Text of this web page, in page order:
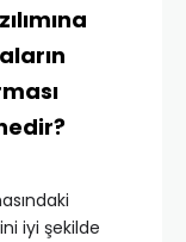
iyi şekilde